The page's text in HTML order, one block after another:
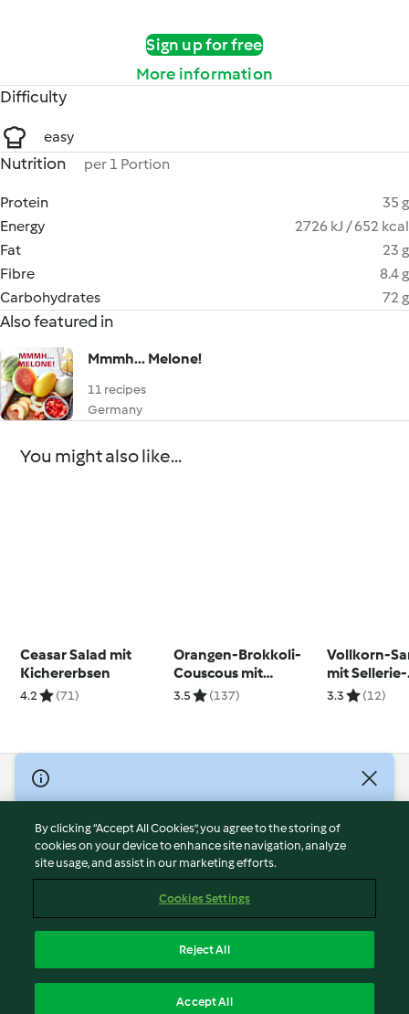
Sign up for free
More information
Difficulty
easy
Nutrition per 1 Portion
Protein
35 g
Energy
2726 kJ / 652 kcal
Fat
23 g
Fibre
8.4 g
Carbohydrates
72 g
Also featured in
Mmmh... Melone!
11 recipes
Germany
You might also like...
Ceasar Salad mit
Kichererbsen
4.2 (71)
Orangen-Brokkoli-
Couscous mit
Seelachs
3.5 (137)
Vollkorn-
mit Sellerie-
Flusskrebs-
3.3 (12)
© Copyright 2026
Terms of Service
Privacy Policy
Disclaimer
Cookies
Withdraw Contract
By clicking “Accept All Cookies”, you agree to the storing of
cookies on your device to enhance site navigation, analyze
site usage, and assist in our marketing efforts.
Cookies Settings
Reject All
Accept All